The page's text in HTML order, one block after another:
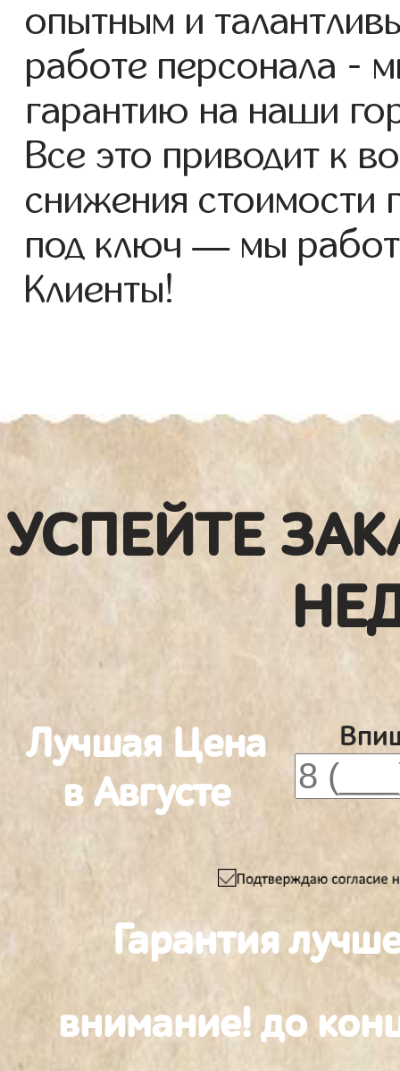
опытным и
работе персонала -
гарантию на наши
Все это приводит к
снижения стоимости
под ключ — мы
Клиенты!
УСПЕЙТЕ
Лучшая Цена
в Августе
Гарантия
внимание! до